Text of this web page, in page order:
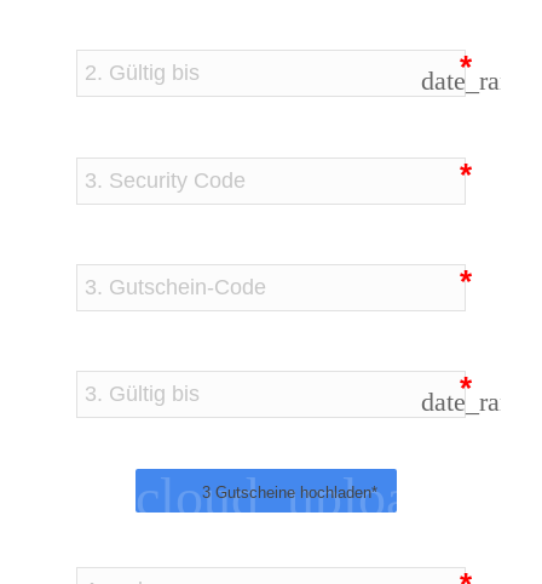
date_range
date_range
cloud_upload
3 Gutscheine hochladen*